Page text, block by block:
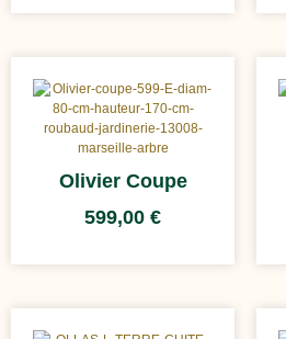
Olivier Coupe
599,00 €